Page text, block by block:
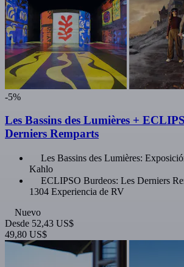
-5%
Les Bassins des Lumières +
Derniers Remparts
Les Bassins des Lumières:
Kahlo
ECLIPSO Burdeos: Les Derniers
1304 Experiencia de RV
Nuevo
Desde 52,43 US$
49,80 US$